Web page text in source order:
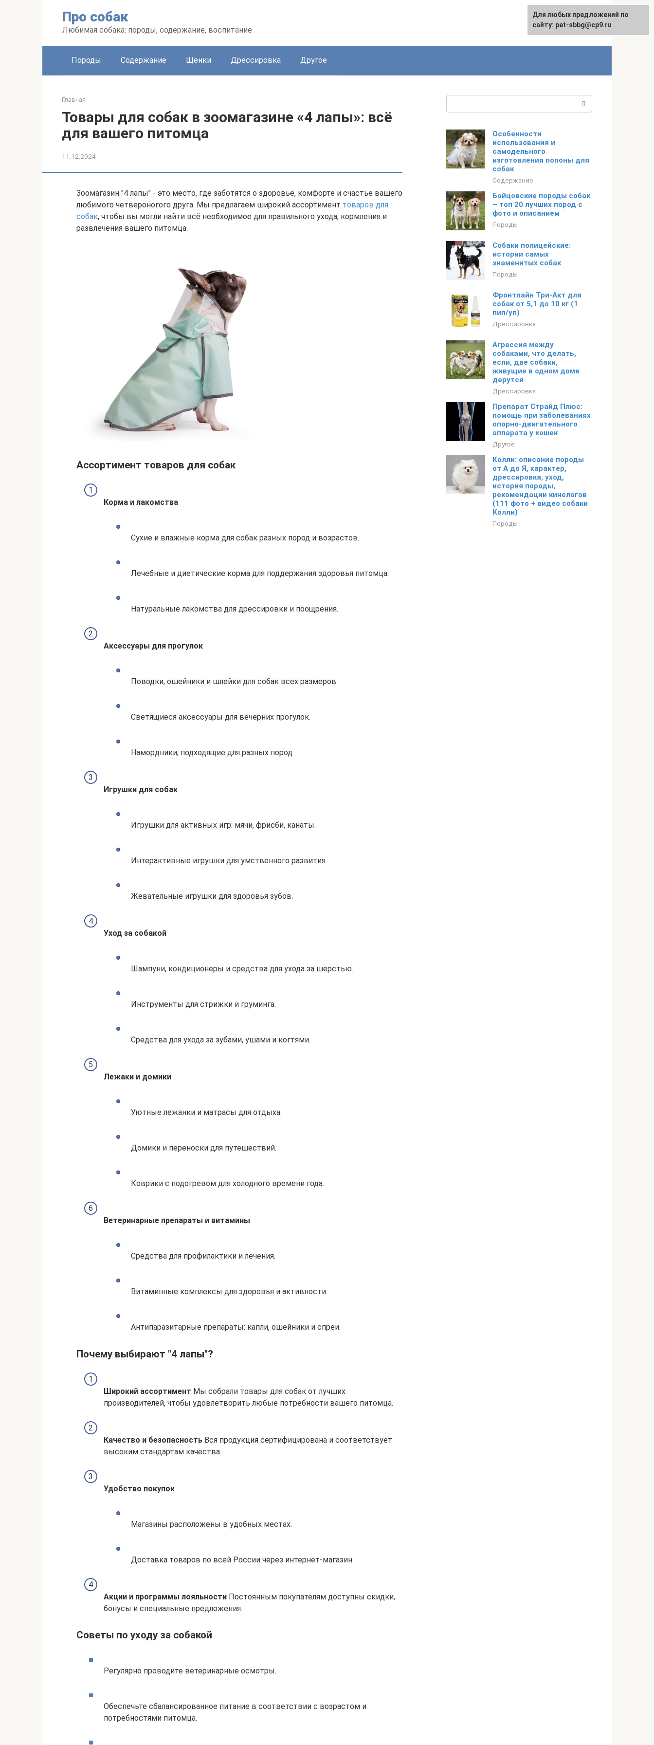
Про собак
Любимая собака: породы, содержание, воспитание
Породы Содержание Щенки Дрессировка Другое
Главная
Товары для собак в зоомагазине «4 лапы»: всё
для вашего питомца
11.12.2024
Зоомагазин "4 лапы" - это место, где заботятся о здоровье, комфорте и счастье вашего
любимого четвероногого друга. Мы предлагаем широкий ассортимент товаров для
собак, чтобы вы могли найти всё необходимое для правильного ухода, кормления и
развлечения вашего питомца.
Ассортимент товаров для собак
Корма и лакомства
Сухие и влажные корма для собак разных пород и возрастов.
Лечебные и диетические корма для поддержания здоровья питомца.
Натуральные лакомства для дрессировки и поощрения.
Аксессуары для прогулок
Поводки, ошейники и шлейки для собак всех размеров.
Светящиеся аксессуары для вечерних прогулок.
Намордники, подходящие для разных пород.
Игрушки для собак
Игрушки для активных игр: мячи, фрисби, канаты.
Интерактивные игрушки для умственного развития.
Жевательные игрушки для здоровья зубов.
Уход за собакой
Шампуни, кондиционеры и средства для ухода за шерстью.
Инструменты для стрижки и груминга.
Средства для ухода за зубами, ушами и когтями.
Лежаки и домики
Уютные лежанки и матрасы для отдыха.
Домики и переноски для путешествий.
Коврики с подогревом для холодного времени года.
Ветеринарные препараты и витамины
Средства для профилактики и лечения.
Витаминные комплексы для здоровья и активности.
Антипаразитарные препараты: капли, ошейники и спреи.
Почему выбирают "4 лапы"?
Широкий ассортимент Мы собрали товары для собак от лучших
производителей, чтобы удовлетворить любые потребности вашего питомца.
Качество и безопасность Вся продукция сертифицирована и соответствует
высоким стандартам качества.
Удобство покупок
Магазины расположены в удобных местах.
Доставка товаров по всей России через интернет-магазин.
Акции и программы лояльности Постоянным покупателям доступны скидки,
бонусы и специальные предложения.
Советы по уходу за собакой
Регулярно проводите ветеринарные осмотры.
Обеспечьте сбалансированное питание в соответствии с возрастом и
потребностями питомца.
Особенности
использования и
самодельного
изготовления попоны для
собак
Содержание
Бойцовские породы собак
– топ 20 лучших пород с
фото и описанием
Породы
Собаки полицейские:
истории самых
знаменитых собак
Породы
Фронтлайн Три-Акт для
собак от 5,1 до 10 кг (1
пип/уп)
Дрессировка
Агрессия между
собаками, что делать,
если, две собаки,
живущие в одном доме
дерутся
Дрессировка
Препарат Страйд Плюс:
помощь при заболеваниях
опорно-двигательного
аппарата у кошек
Другое
Колли: описание породы
от А до Я, характер,
дрессировка, уход,
история породы,
рекомендации кинологов
(111 фото + видео собаки
Колли)
Породы
Для любых предложений по
сайту: pet-sbbg@cp9.ru